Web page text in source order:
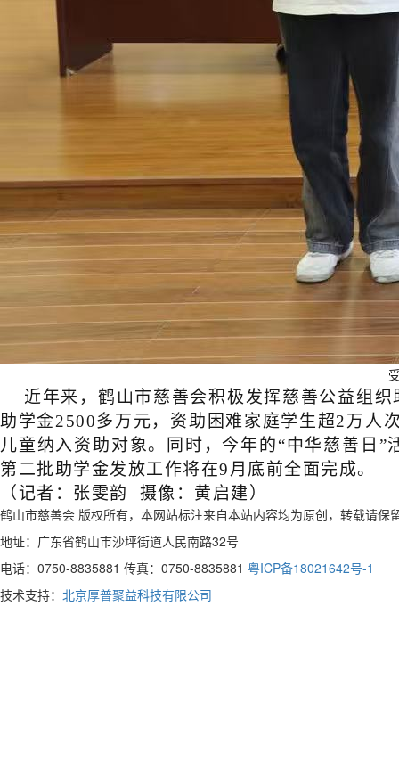
近年来，鹤山市慈善会积极发挥慈善公益组织
助学金2500多万元， 资助 困难家庭学生超2万 人
儿童纳入资助对象。同时，今年的“中华慈善日”
第二批助学金发放工作将在9 月底前全面完成。
（记者：张雯韵 摄像：黄启建 ）
鹤山市慈善会 版权所有，本网站标注来自本站内容均为原创，转载请保
地址：广东省鹤山市沙坪街道人民南路32号
电话：0750-8835881 传真：0750-8835881 粤ICP备18021642号-1
技术支持： 北京厚普聚益科技有限公司